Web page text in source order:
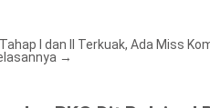
I dan II
Terkuak, Ada Miss
→